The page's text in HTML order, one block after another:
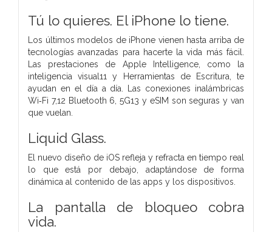
Tú lo quieres. El iPhone lo tiene.
Los últimos modelos de iPhone vienen hasta arriba de
tecnologías avanzadas para hacerte la vida más fácil.
Las prestaciones de Apple Intelligence, como la
inteligencia visual11 y Herramientas de Escritura, te
ayudan en el día a día. Las conexiones inalámbricas
Wi‑Fi 7,12 Bluetooth 6, 5G13 y eSIM son seguras y van
que vuelan.
Liquid Glass.
El nuevo diseño de iOS refleja y refracta en tiempo real
lo que está por debajo, adaptándose de forma
dinámica al contenido de las apps y los dispositivos.
La pantalla de bloqueo cobra
vida.